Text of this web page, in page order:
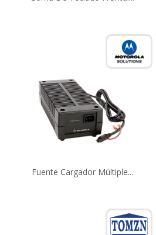
Fuente Cargador Múltiple...